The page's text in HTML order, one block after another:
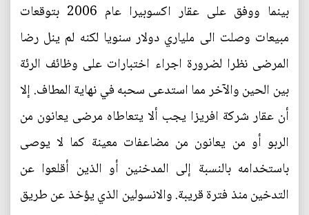
بينما ووفق على عقار اكسوبيرا عام 2006 بتوقعات
مبيعات وصلت الى ملياري دولار سنويا لكنه لم ينل رضا
المرضى نظرا لضرورة اجراء اختبارات على وظائف الرئة
بين الحين والآخر مما استدعى سحبه في نهاية المطاف. إلا
أن عقار شركة افريزا يجب ألا يتعاطاه مرضى يعانون من
الربو أو من يعانون من مضاعفات معينة كما لا يوصى
باستخدامه بالنسبة إلى المدخنين أو الذين أقلعوا عن
التدخين منذ فترة قريبة. والانسولين الذي يؤخذ عن طريق